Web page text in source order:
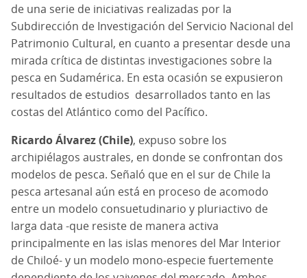
de una serie de iniciativas realizadas por la
Subdirección de Investigación del Servicio Nacional del
Patrimonio Cultural, en cuanto a presentar desde una
mirada crítica de distintas investigaciones sobre la
pesca en Sudamérica. En esta ocasión se expusieron
resultados de estudios desarrollados tanto en las
costas del Atlántico como del Pacífico.
Ricardo Álvarez (Chile), expuso sobre los
archipiélagos australes, en donde se confrontan dos
modelos de pesca. Señaló que en el sur de Chile la
pesca artesanal aún está en proceso de acomodo
entre un modelo consuetudinario y pluriactivo de
larga data -que resiste de manera activa
principalmente en las islas menores del Mar Interior
de Chiloé- y un modelo mono-especie fuertemente